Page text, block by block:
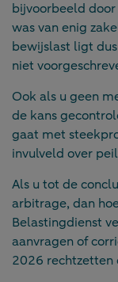
bijvoorbeeld
was van enig
bewijslast ligt
niet
Ook als u geen
de kans
gaat met
invulveld over
Als u tot de
arbitrage, dan
Belastingdienst
aanvragen of
2026 rechtzetten